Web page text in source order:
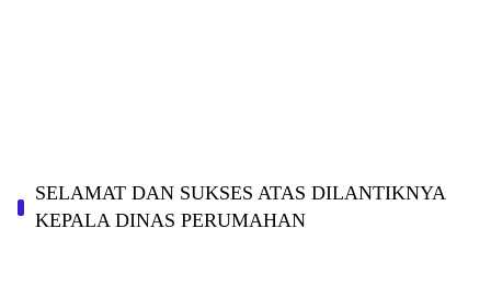
SELAMAT DAN SUKSES ATAS DILANTIKNYA
KEPALA DINAS PERUMAHAN